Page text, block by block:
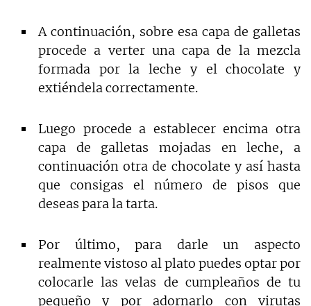
A continuación, sobre esa capa de galletas
procede a verter una capa de la mezcla
formada por la leche y el chocolate y
extiéndela correctamente.
Luego procede a establecer encima otra
capa de galletas mojadas en leche, a
continuación otra de chocolate y así hasta
que consigas el número de pisos que
deseas para la tarta.
Por último, para darle un aspecto
realmente vistoso al plato puedes optar por
colocarle las velas de cumpleaños de tu
pequeño y por adornarlo con virutas